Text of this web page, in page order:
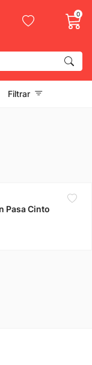
0
y más...
Filtrar
Pasa Cinto